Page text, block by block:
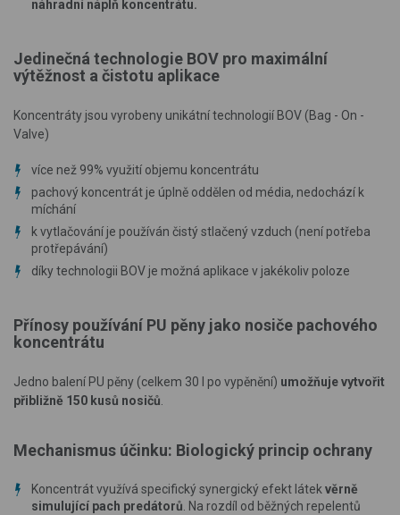
náhradní náplň koncentrátu.
Jedinečná technologie BOV pro maximální
výtěžnost a čistotu aplikace
Koncentráty jsou vyrobeny unikátní technologií BOV (Bag - On -
Valve)
více než 99% využití objemu koncentrátu
pachový koncentrát je úplně oddělen od média, nedochází k
míchání
k vytlačování je používán čistý stlačený vzduch (není potřeba
protřepávání)
díky technologii BOV je možná aplikace v jakékoliv poloze
Přínosy používání PU pěny jako nosiče pachového
koncentrátu
Jedno balení PU pěny (celkem 30 l po vypěnění) umožňuje vytvořit
přibližně 150 kusů nosičů
Mechanismus účinku: Biologický princip ochrany
Koncentrát využívá specifický synergický efekt látek věrně
simulující pach predátorů . Na rozdíl od běžných repelentů